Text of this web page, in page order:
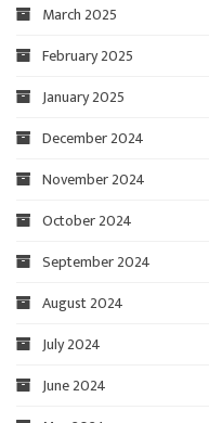
March 2025
February 2025
January 2025
December 2024
November 2024
October 2024
September 2024
August 2024
July 2024
June 2024